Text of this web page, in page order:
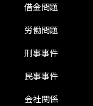
借金問題
労働問題
刑事事件
民事事件
会社関係